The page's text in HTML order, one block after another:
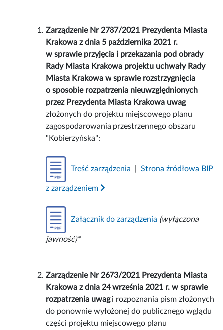
Zarządzenie Nr 2787/2021 Prezydenta Miasta
Krakowa z dnia 5 października 2021 r.
w sprawie przyjęcia i przekazania pod obrady
Rady Miasta Krakowa projektu uchwały Rady
Miasta Krakowa w sprawie rozstrzygnięcia
o sposobie rozpatrzenia nieuwzględnionych
przez Prezydenta Miasta Krakowa uwag
złożonych do projektu miejscowego planu
zagospodarowania przestrzennego obszaru
"Kobierzyńska":
Treść zarządzenia |Strona źródłowa BIP
z zarządzeniem
Załącznik do zarządzenia (wyłączona
jawność)*
Zarządzenie Nr 2673/2021 Prezydenta Miasta
Krakowa z dnia 24 września 2021 r. w sprawie
rozpatrzenia uwagi rozpoznania pism złożonych
do ponownie wyłożonej do publicznego wglądu
części projektu miejscowego planu